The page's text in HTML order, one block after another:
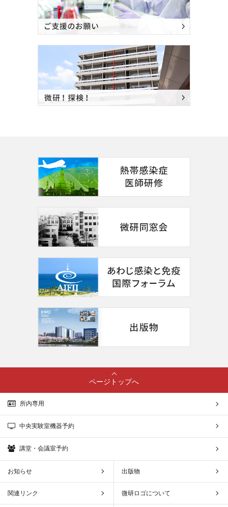
ページトップへ
所内専用
中央実験室機器予約
講堂・会議室予約
お知らせ 出版物
関連リンク 微研ロゴについて